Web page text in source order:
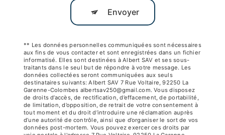
Envoyer
** Les données personnelles communiquées sont nécessaires
aux fins de vous contacter et sont enregistrées dans un fichier
informatisé. Elles sont destinées à Albert SAV et ses sous-
traitants dans le seul but de répondre à votre message. Les
données collectées seront communiquées aux seuls
destinataires suivants: Albert SAV 7 Rue Voltaire, 92250 La
Garenne-Colombes albertsav250@gmail.com. Vous disposez
de droits d’accès, de rectification, d’effacement, de portabilité,
de limitation, d’opposition, de retrait de votre consentement à
tout moment et du droit d’introduire une réclamation auprès
d’une autorité de contrôle, ainsi que d’organiser le sort de vos
données post-mortem. Vous pouvez exercer ces droits par